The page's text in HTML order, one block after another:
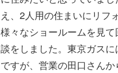
え、2人用の住まいにリフ
様々なショールームを見
談をしました。東京ガス
ですが、営業の田口さん